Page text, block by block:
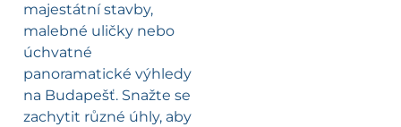
majestátní stavby,
malebné uličky nebo
úchvatné
panoramatické výhledy
na Budapešť. Snažte se
zachytit různé úhly, aby